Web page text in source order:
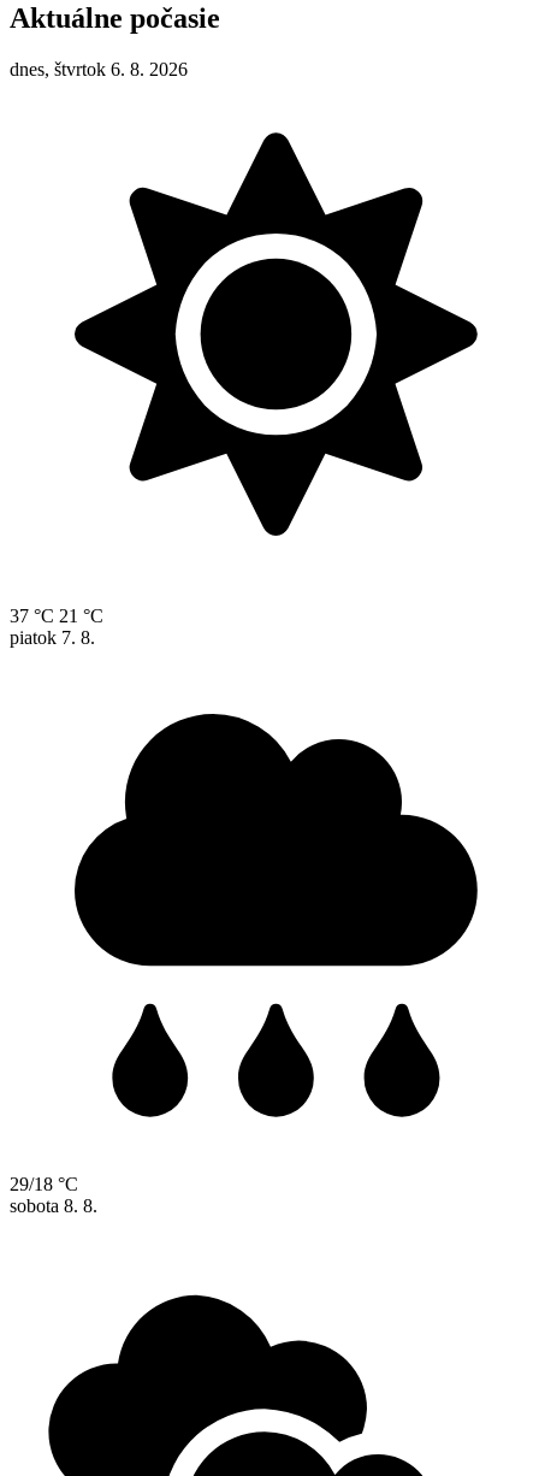
Aktuálne počasie
dnes, štvrtok 6. 8. 2026
37 °C 21 °C
piatok 7. 8.
29/18 °C
sobota 8. 8.